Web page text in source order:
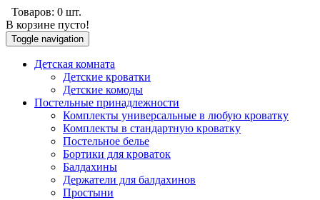
Товаров: 0 шт.
В корзине пусто!
Toggle navigation
Детскaя комнaтa
Детские кроватки
Детские комоды
Постельные принaдлежности
Комплекты универсальные в любую кроватку
Комплекты в стандартную кровaтку
Постельное белье
Бортики для кроваток
Балдахины
Держатели для балдахинов
Простыни